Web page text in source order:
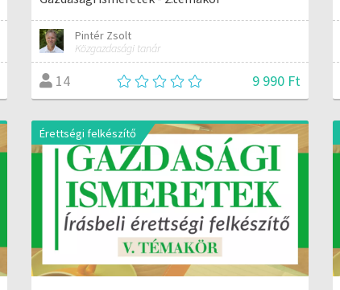
Pintér Zsolt
Közgazdasági tanár
14 9 990 Ft
Érettségi felkészítő